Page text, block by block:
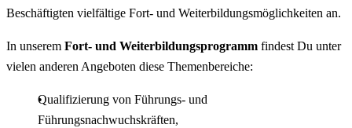
Beschäftigten vielfältige Fort- und Weiterbildungsmöglichkeiten an.
In unserem Fort- und Weiterbildungsprogramm findest Du unter
vielen anderen Angeboten diese Themenbereiche:
Qualifizierung von Führungs- und
Führungsnachwuchskräften,